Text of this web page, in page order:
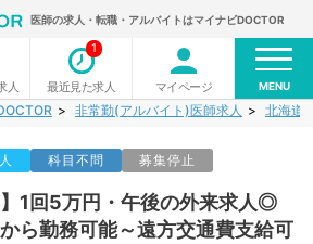
医師の求人・転職・アルバイトはマイナビDOCTOR
人 最近見た求人
1
マイページ MENU
非常勤(アルバイト)医師求人 北海道
科目不問 募集停止
】1回5万円・午後の外来求人◎
ら勤務可能～遠方交通費支給可